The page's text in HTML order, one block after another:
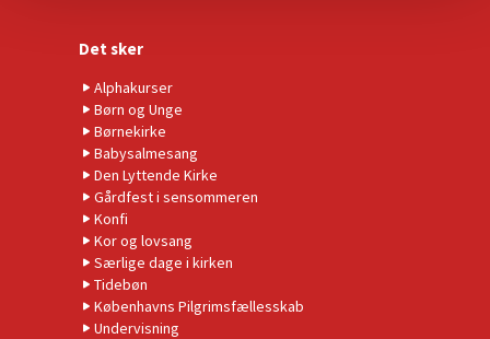
Det sker
Alphakurser
Børn og Unge
Børnekirke
Babysalmesang
Den Lyttende Kirke
Gårdfest i sensommeren
Konfi
Kor og lovsang
Særlige dage i kirken
Tidebøn
Københavns Pilgrimsfællesskab
Undervisning